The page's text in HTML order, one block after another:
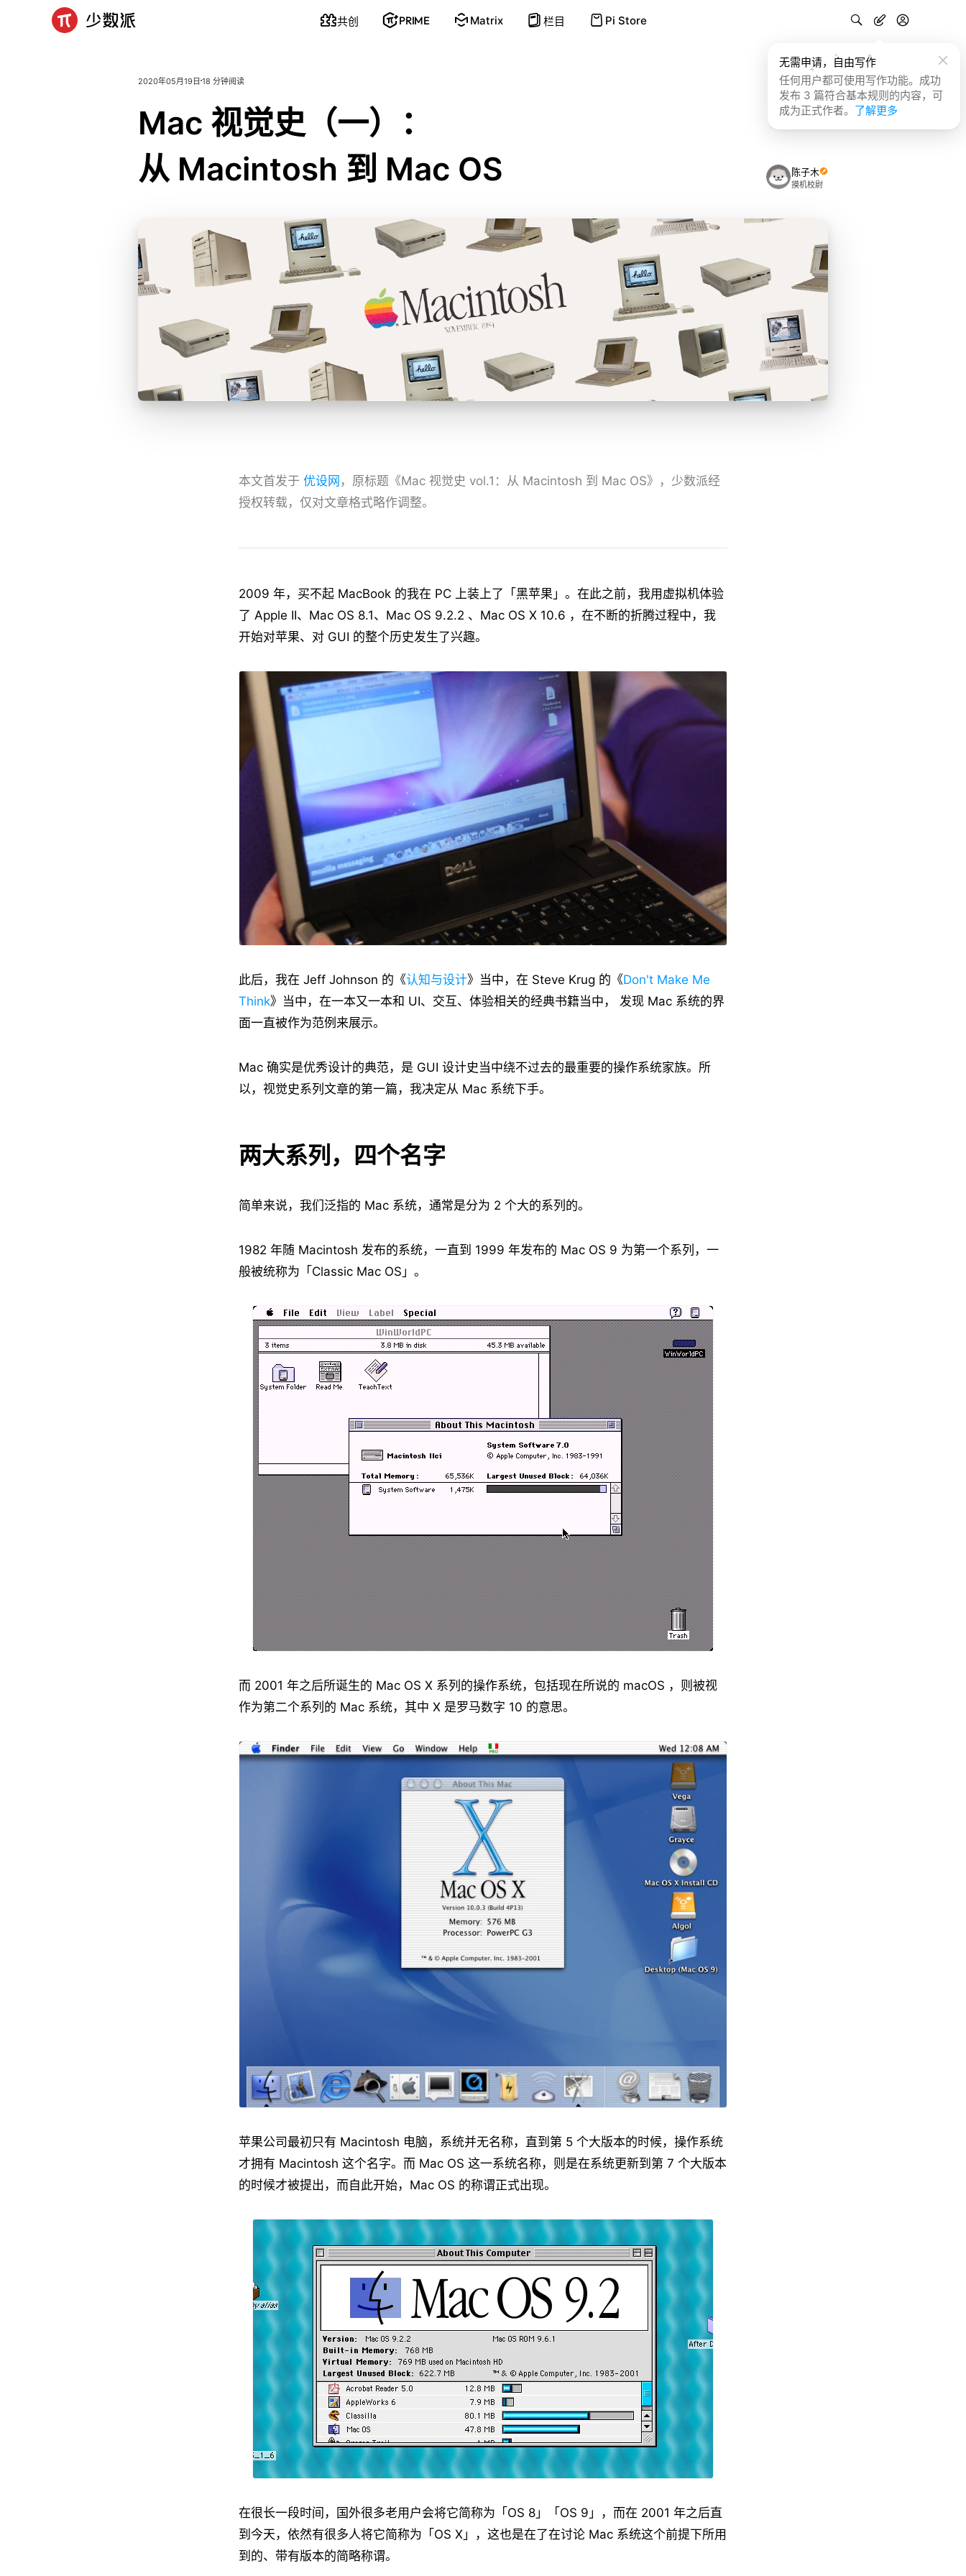
共创 PRIME Matrix 栏目 Pi Store
无需申请，自由写作
任何用户都可使用写作功能。成功
发布 3 篇符合基本规则的内容，可
成为正式作者。 了解更多
2020年05月19日 18 分钟阅读
Mac 视觉史（一）：
从 Macintosh 到 Mac OS 陈子木
摸机校尉
本文首发于 优设网 ，原标题《Mac 视觉史 vol.1：从 Macintosh 到 Mac OS》，少数派经
授权转载，仅对文章格式略作调整。
2009 年，买不起 MacBook 的我在 PC 上装上了「黑苹果」。在此之前，我用虚拟机体验
了 Apple II、Mac OS 8.1、Mac OS 9.2.2 、Mac OS X 10.6 ，在不断的折腾过程中，我
开始对苹果、对 GUI 的整个历史发生了兴趣。
此后，我在 Jeff Johnson 的《认知与设计》当中，在 Steve Krug 的《Don't Make Me
Think》当中，在一本又一本和 UI、交互、体验相关的经典书籍当中， 发现 Mac 系统的界
面一直被作为范例来展示。
Mac 确实是优秀设计的典范，是 GUI 设计史当中绕不过去的最重要的操作系统家族。所
以，视觉史系列文章的第一篇，我决定从 Mac 系统下手。
两大系列，四个名字
简单来说，我们泛指的 Mac 系统，通常是分为 2 个大的系列的。
1982 年随 Macintosh 发布的系统，一直到 1999 年发布的 Mac OS 9 为第一个系列，一
般被统称为「Classic Mac OS」。
而 2001 年之后所诞生的 Mac OS X 系列的操作系统，包括现在所说的 macOS ，则被视
作为第二个系列的 Mac 系统，其中 X 是罗马数字 10 的意思。
苹果公司最初只有 Macintosh 电脑，系统并无名称，直到第 5 个大版本的时候，操作系统
才拥有 Macintosh 这个名字。而 Mac OS 这一系统名称，则是在系统更新到第 7 个大版本
的时候才被提出，而自此开始，Mac OS 的称谓正式出现。
在很长一段时间，国外很多老用户会将它简称为「OS 8」「OS 9」，而在 2001 年之后直
到今天，依然有很多人将它简称为「OS X」，这也是在了在讨论 Mac 系统这个前提下所用
到的、带有版本的简略称谓。